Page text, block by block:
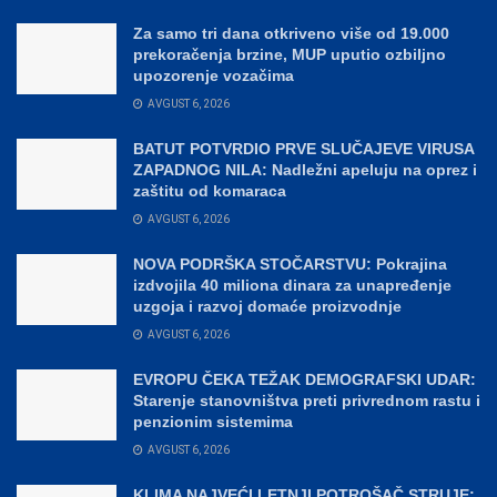
Za samo tri dana otkriveno više od 19.000
prekoračenja brzine, MUP uputio ozbiljno
upozorenje vozačima
AVGUST 6, 2026
BATUT POTVRDIO PRVE SLUČAJEVE VIRUSA
ZAPADNOG NILA: Nadležni apeluju na oprez i
zaštitu od komaraca
AVGUST 6, 2026
NOVA PODRŠKA STOČARSTVU: Pokrajina
izdvojila 40 miliona dinara za unapređenje
uzgoja i razvoj domaće proizvodnje
AVGUST 6, 2026
EVROPU ČEKA TEŽAK DEMOGRAFSKI UDAR:
Starenje stanovništva preti privrednom rastu i
penzionim sistemima
AVGUST 6, 2026